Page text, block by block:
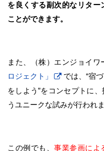
を良くする副次的なリター
ことができます。
また、（株）エンジョイワ
ロジェクト」
では、“宿
をしよう”をコンセプトに
うユニークな試みが行われま
この例でも、 事業参画によ